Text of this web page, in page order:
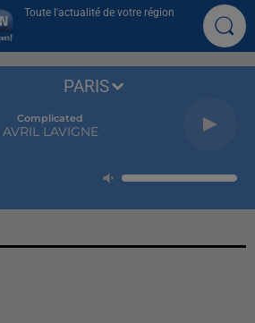
Toute l'actualité de votre région
Complicated
AVRIL LAVIGNE
PARIS